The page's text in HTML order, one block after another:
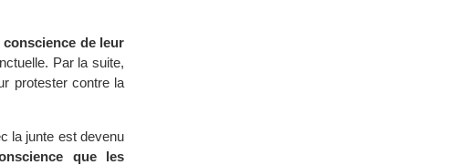
conscience de leur
Par la suite,
protester contre la
la junte est devenu
que les